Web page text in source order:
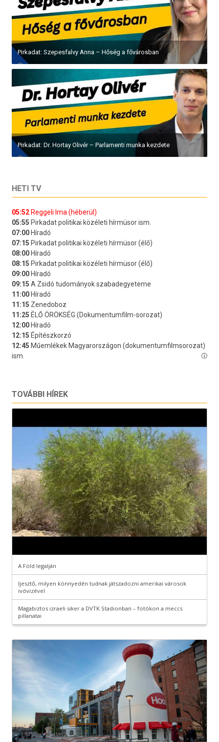
Pirkadat: Szepesfalvy Anna – Hőség a fővárosban
Pirkadat: Dr. Hortay Olivér – Parlamenti munka kezdete
HETI TV
TOVÁBBI HÍREK